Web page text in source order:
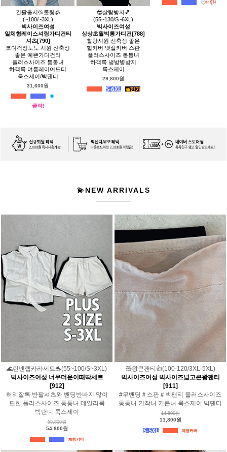
긴팔출시💦쿨링🧊
(~100/~3XL)
빅사이즈여성
일체형레이스셔링가디건티
셔츠[790]
코디걱정노노 시원 신축성
좋은 예쁜가디건티
플러스사이즈 통통녀
하객룩 여름레이어드티
룩스제이/빅댄디
31,600원
😎살탐방지💕
(55~130/S~6XL)
빅사이즈여성
상상초월빅롱가디건[788]
찰랑시원 신축성 좋은
힙커버 뱃살커버 스판
플러스사이즈 통통녀
하객룩 냉방병방지
룩스제이
29,800원
💫NEW ARRIVALS
🌊린넨랩카라세트🐬(55~100/S~3XL)
빅사이즈여성 너무더운이때딱세트
[912]
허리잘록 반팔셔츠와 밴딩반바지 많이
편한 플러스사이즈 통통녀 데일리룩
빅댄디 룩스제이
59,800원
54,800원
🧸왕큰팬티👍(100-120/3XL-5XL)
빅사이즈여성 빅사이즈넓고큰왕팬티
[911]
#무밴딩＃스판＃빅팬티 플러스사이즈
통통녀 키작녀 키큰녀 룩스제이 빅댄디
14,800원
11,800원